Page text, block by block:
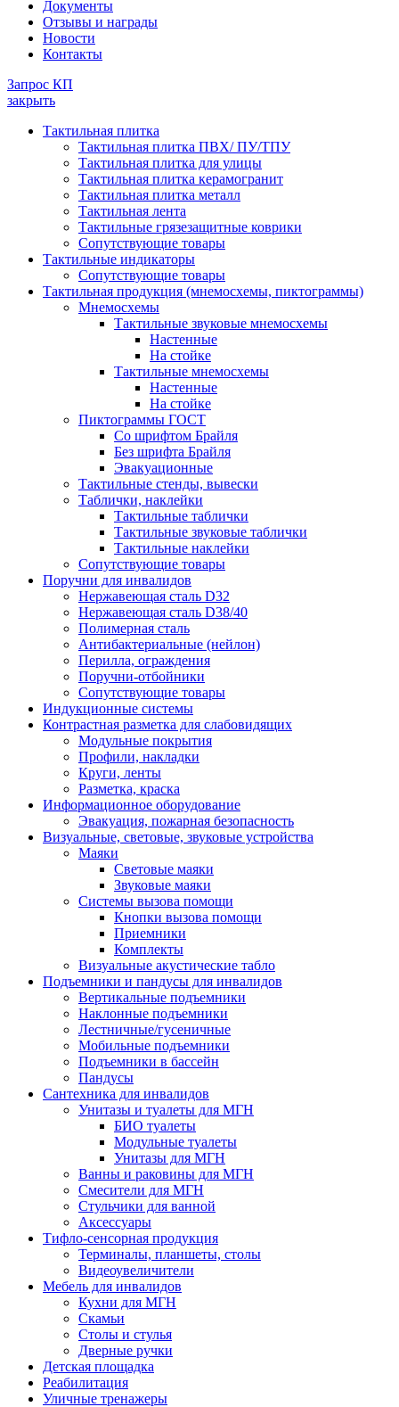
Документы
Отзывы и награды
Новости
Контакты
Запрос КП
закрыть
Тактильная плитка
Тактильная плитка ПВХ/ ПУ/ТПУ
Тактильная плитка для улицы
Тактильная плитка керамогранит
Тактильная плитка металл
Тактильная лента
Тактильные грязезащитные коврики
Сопутствующие товары
Тактильные индикаторы
Сопутствующие товары
Тактильная продукция (мнемосхемы, пиктограммы)
Мнемосхемы
Тактильные звуковые мнемосхемы
Настенные
На стойке
Тактильные мнемосхемы
Настенные
На стойке
Пиктограммы ГОСТ
Со шрифтом Брайля
Без шрифта Брайля
Эвакуационные
Тактильные стенды, вывески
Таблички, наклейки
Тактильные таблички
Тактильные звуковые таблички
Тактильные наклейки
Сопутствующие товары
Поручни для инвалидов
Нержавеющая сталь D32
Нержавеющая сталь D38/40
Полимерная сталь
Антибактериальные (нейлон)
Перилла, ограждения
Поручни-отбойники
Сопутствующие товары
Индукционные системы
Контрастная разметка для слабовидящих
Модульные покрытия
Профили, накладки
Круги, ленты
Разметка, краска
Информационное оборудование
Эвакуация, пожарная безопасность
Визуальные, световые, звуковые устройства
Маяки
Световые маяки
Звуковые маяки
Системы вызова помощи
Кнопки вызова помощи
Приемники
Комплекты
Визуальные акустические табло
Подъемники и пандусы для инвалидов
Вертикальные подъемники
Наклонные подъемники
Лестничные/гусеничные
Мобильные подъемники
Подъемники в бассейн
Пандусы
Сантехника для инвалидов
Унитазы и туалеты для МГН
БИО туалеты
Модульные туалеты
Унитазы для МГН
Ванны и раковины для МГН
Смесители для МГН
Стульчики для ванной
Аксессуары
Тифло-сенсорная продукция
Терминалы, планшеты, столы
Видеоувеличители
Мебель для инвалидов
Кухни для МГН
Скамьи
Столы и стулья
Дверные ручки
Детская площадка
Реабилитация
Уличные тренажеры